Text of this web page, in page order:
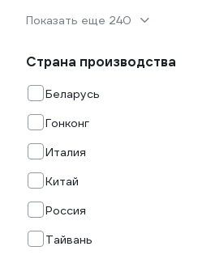
Показать еще 240
Страна производства
Беларусь
Гонконг
Италия
Китай
Россия
Тайвань